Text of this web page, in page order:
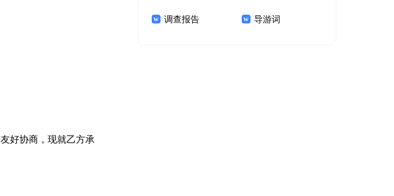
好协商，现就乙方承
调查报告 导游词